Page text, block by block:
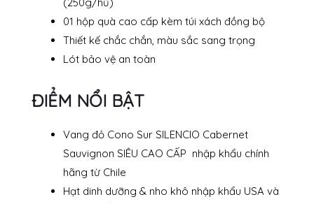
(250g/hũ)
01 hộp quà cao cấp kèm túi xách đồng bộ
Thiết kế chắc chắn, màu sắc sang trọng
Lót bảo vệ an toàn
ĐIỂM NỔI BẬT
Vang đỏ Cono Sur SILENCIO Cabernet
Sauvignon SIÊU CAO CẤP nhập khẩu chính
hãng từ Chile
Hạt dinh dưỡng & nho khô nhập khẩu USA và